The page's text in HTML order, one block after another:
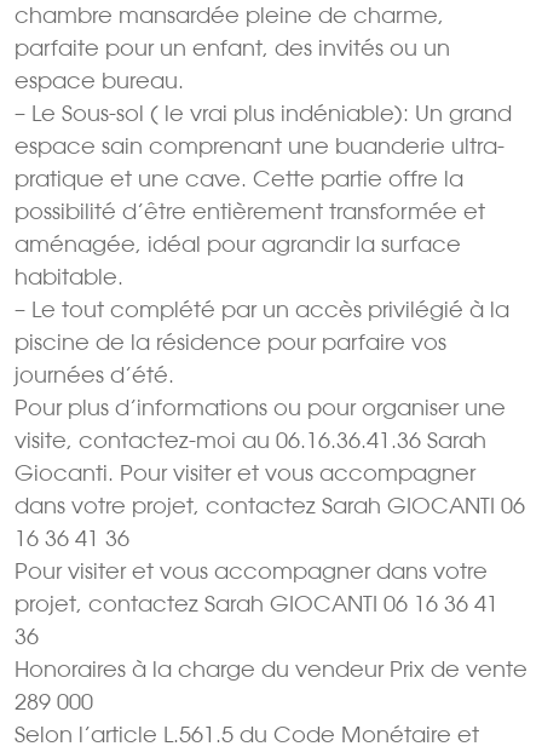
chambre mansardée pleine de charme,
parfaite pour un enfant, des invités ou un
espace bureau.
– Le Sous-sol ( le vrai plus indéniable): Un grand
espace sain comprenant une buanderie ultra-
pratique et une cave. Cette partie offre la
possibilité d’être entièrement transformée et
aménagée, idéal pour agrandir la surface
habitable.
– Le tout complété par un accès privilégié à la
piscine de la résidence pour parfaire vos
journées d’été.
Pour plus d’informations ou pour organiser une
visite, contactez-moi au 06.16.36.41.36 Sarah
Giocanti. Pour visiter et vous accompagner
dans votre projet, contactez Sarah GIOCANTI 06
16 36 41 36
Pour visiter et vous accompagner dans votre
projet, contactez Sarah GIOCANTI 06 16 36 41
36
Honoraires à la charge du vendeur Prix de vente
289 000 
Selon l’article L.561.5 du Code Monétaire et